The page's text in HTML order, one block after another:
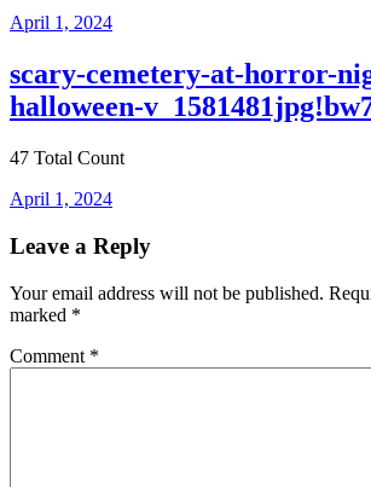
April 1, 2024
scary-cemetery-at-horror-
halloween-
47 Total Count
April 1, 2024
Leave a Reply
Your email address will not be published.
marked *
Comment *